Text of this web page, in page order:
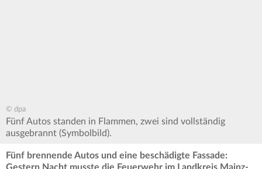
© dpa
Fünf Autos standen in Flammen, zwei sind vollständig
ausgebrannt (Symbolbild).
Fünf brennende Autos und eine beschädigte Fassade: